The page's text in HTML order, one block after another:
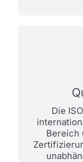
Die
Bereich
QM
Ein
ist